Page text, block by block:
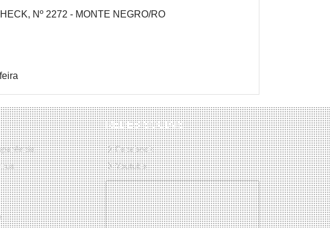
Nº 2272 ‐ MONTE NEGRO/RO
REDES SOCIAIS
Facebook
Youtube